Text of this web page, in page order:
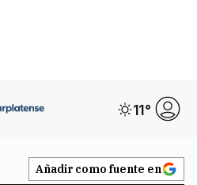
11°
Añadir como fuente en